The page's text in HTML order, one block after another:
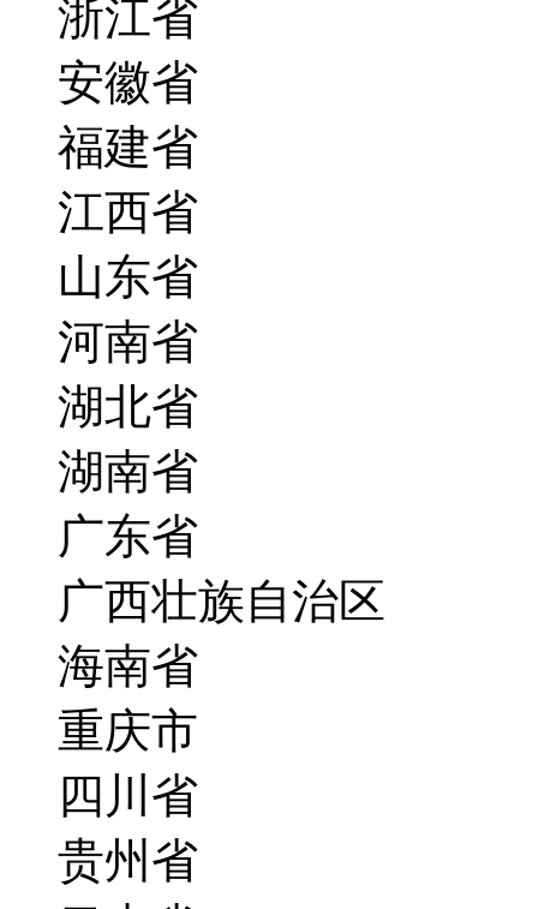
浙江省
安徽省
福建省
江西省
山东省
河南省
湖北省
湖南省
广东省
广西壮族自治区
海南省
重庆市
四川省
贵州省